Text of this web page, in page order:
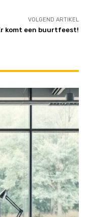
VOLGEND ARTIKEL
komt een buurtfeest!